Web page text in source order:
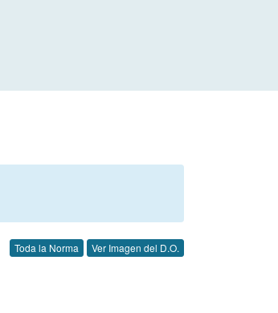
Toda la Norma Ver Imagen del D.O.